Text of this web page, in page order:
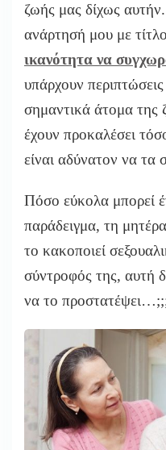
ζωής μας δίχως
ανάρτησή μου με τίτλο
ικανότητα να
υπάρχουν
σημαντικά άτομα της
έχουν προκαλέσει
είναι αδύνατον να τα
Πόσο εύκολα μπορεί
παράδειγμα, τη
το κακοποιεί
σύντροφός της, αυτή
να το